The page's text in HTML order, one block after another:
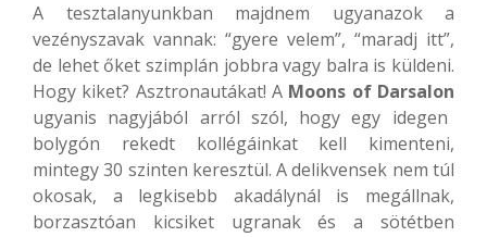
A tesztalanyunkban majdnem ugyanazok a
vezényszavak vannak: “gyere velem”, “maradj itt”,
de lehet őket szimplán jobbra vagy balra is küldeni.
Hogy kiket? Asztronautákat! A Moons of Darsalon
ugyanis nagyjából arról szól, hogy egy idegen
bolygón rekedt kollégáinkat kell kimenteni,
mintegy 30 szinten keresztül. A delikvensek nem túl
okosak, a legkisebb akadálynál is megállnak,
borzasztóan kicsiket ugranak és a sötétben